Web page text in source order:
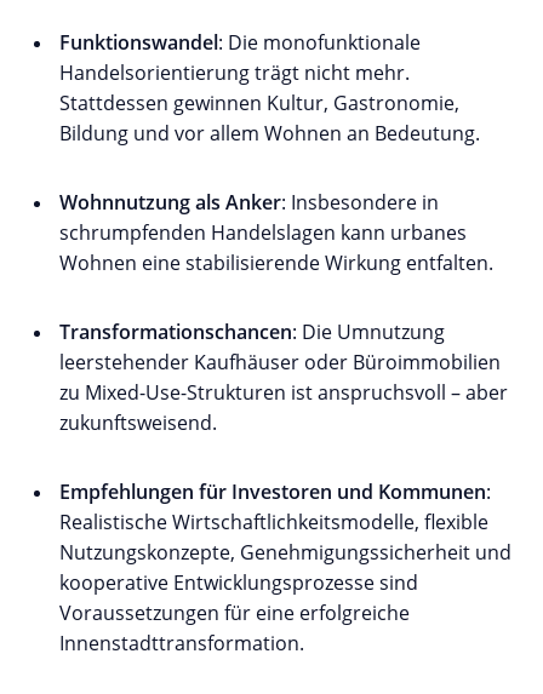
Funktionswandel: Die monofunktionale
Handelsorientierung trägt nicht mehr.
Stattdessen gewinnen Kultur, Gastronomie,
Bildung und vor allem Wohnen an Bedeutung.
Wohnnutzung als Anker: Insbesondere in
schrumpfenden Handelslagen kann urbanes
Wohnen eine stabilisierende Wirkung entfalten.
Transformationschancen: Die Umnutzung
leerstehender Kaufhäuser oder Büroimmobilien
zu Mixed-Use-Strukturen ist anspruchsvoll – aber
zukunftsweisend.
Empfehlungen für Investoren und Kommunen:
Realistische Wirtschaftlichkeitsmodelle, flexible
Nutzungskonzepte, Genehmigungssicherheit und
kooperative Entwicklungsprozesse sind
Voraussetzungen für eine erfolgreiche
Innenstadttransformation.